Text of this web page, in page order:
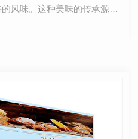
风味。这种美味的传承源远
制作工艺独特且考究，选…